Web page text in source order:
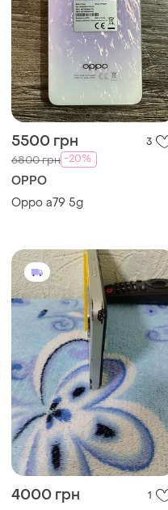
5500 грн 3
6800 грн -20%
OPPO
Oppo a79 5g
4000 грн 1